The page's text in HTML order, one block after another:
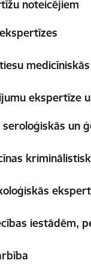
noteicējiem
ekspertīze
seroloģiskās un
iestādēm,